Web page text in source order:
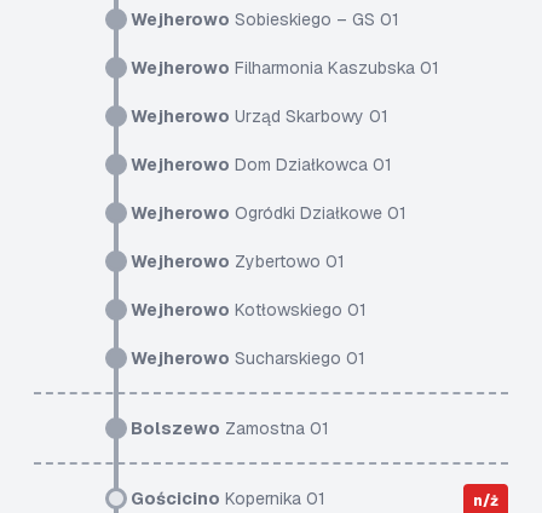
Wejherowo Sobieskiego – GS 01
Wejherowo Filharmonia Kaszubska 01
Wejherowo Urząd Skarbowy 01
Wejherowo Dom Działkowca 01
Wejherowo Ogródki Działkowe 01
Wejherowo Zybertowo 01
Wejherowo Kotłowskiego 01
Wejherowo Sucharskiego 01
Bolszewo Zamostna 01
Gościcino Kopernika 01 n/ż